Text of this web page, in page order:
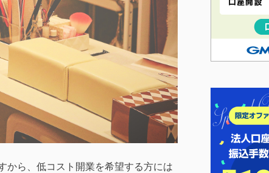
から、低コスト開業を希望する方には